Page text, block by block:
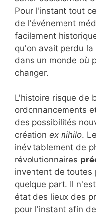
Pour l'instant tout
de l'événement
facilement
qu'on avait perdu
dans un monde où
changer.
L'histoire risque de
ordonnancements
des possibilités
création ex nihilo.
inévitablement de
révolutionnaires
inventent de toutes
quelque part. Il
état des lieux des
pour l'instant afin